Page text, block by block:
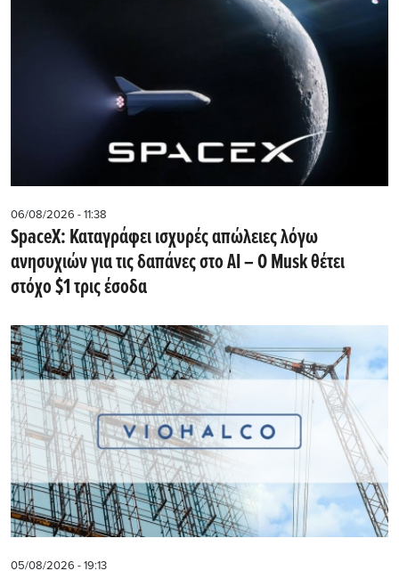
06/08/2026 - 11:38
SpaceX: Καταγράφει ισχυρές απώλειες λόγω
ανησυχιών για τις δαπάνες στο AI – Ο Musk θέτει
στόχο $1 τρις έσοδα
05/08/2026 - 19:13